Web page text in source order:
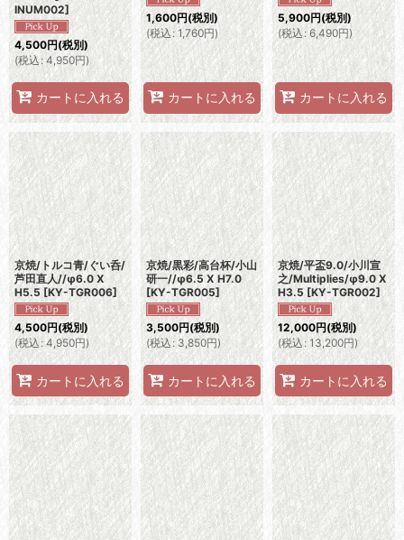
INUM002]
4,500円(税別)
(税込: 4,950円)
カートに入れる
1,600円(税別)
(税込 : 1,760円)
カートに入れる
5,900円(税別)
(税込 : 6,490円)
カートに入れる
京焼/トルコ青/ぐい呑/
芦田直人//φ6.0 X
H5.5 [KY-TGR006]
4,500円(税別)
(税込 : 4,950円)
カートに入れる
京焼/黒彩/高台杯/小山
研一//φ6.5 X H7.0
[KY-TGR005]
3,500円(税別)
(税込 : 3,850円)
カートに入れる
京焼/平盃9.0/小川宣
之/Multiplies/φ9.0 X
H3.5 [KY-TGR002]
12,000円(税別)
(税込: 13,200円)
カートに入れる